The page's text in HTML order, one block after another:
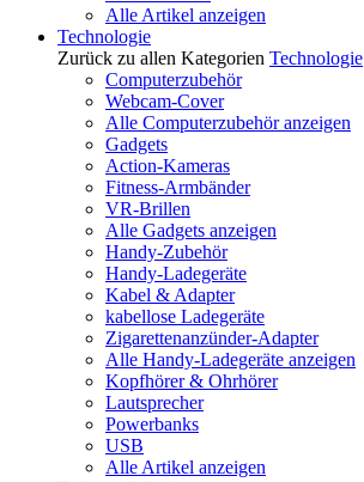
Alle Artikel anzeigen
Technologie
Zurück zu allen Kategorien Technologie
Computerzubehör
Webcam-Cover
Alle Computerzubehör anzeigen
Gadgets
Action-Kameras
Fitness-Armbänder
VR-Brillen
Alle Gadgets anzeigen
Handy-Zubehör
Handy-Ladegeräte
Kabel & Adapter
kabellose Ladegeräte
Zigarettenanzünder-Adapter
Alle Handy-Ladegeräte anzeigen
Kopfhörer & Ohrhörer
Lautsprecher
Powerbanks
USB
Alle Artikel anzeigen